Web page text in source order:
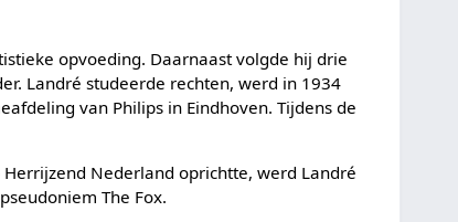
opvoeding. Daarnaast volgde hij drie
Landré studeerde rechten, werd in 1934
van Philips in Eindhoven. Tijdens de
Nederland oprichtte, werd Landré
The Fox.